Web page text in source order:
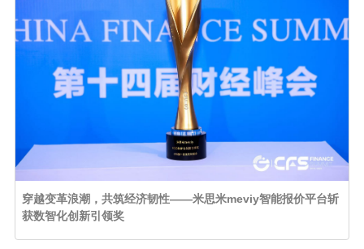
穿越变革浪潮，共筑经济韧性——米思米meviy智能报价平台斩
获数智化创新引领奖